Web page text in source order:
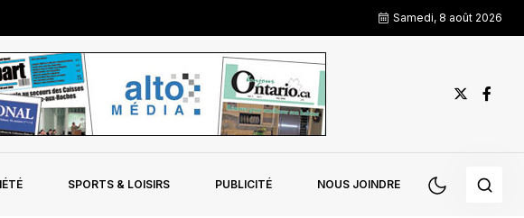
Samedi, 8 août 2026
SPORTS & LOISIRS PUBLICITÉ NOUS JOINDRE